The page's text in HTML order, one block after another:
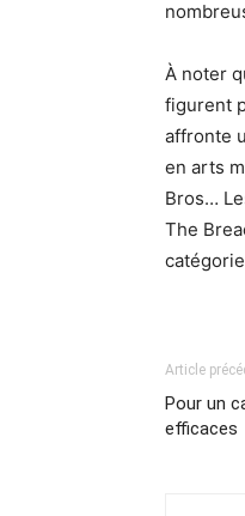
À noter
figurent
affronte
en arts
Bros…
The
Article
Pour un
efficaces